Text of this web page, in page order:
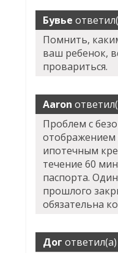
Бувье
Помнить,
ваш ребенок,
провариться.
Aaron
Проблем с
отображением
ипотечным
течение 60
паспорта.
прошлого
обязательна
Дог ответил(а)